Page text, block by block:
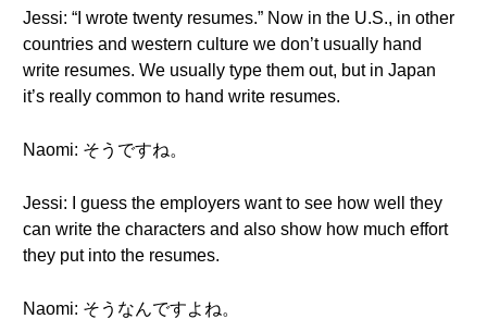
Jessi: “I wrote twenty resumes.” Now in the U.S., in other
countries and western culture we don’t usually hand
write resumes. We usually type them out, but in Japan
it’s really common to hand write resumes.
Naomi: そうですね。
Jessi: I guess the employers want to see how well they
can write the characters and also show how much effort
they put into the resumes.
Naomi: そうなんですよね。